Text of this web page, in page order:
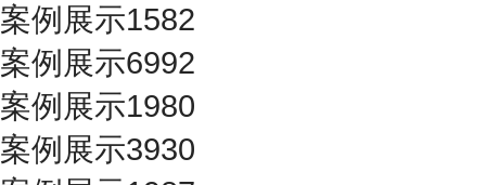
案例展示1582
案例展示6992
案例展示1980
案例展示3930